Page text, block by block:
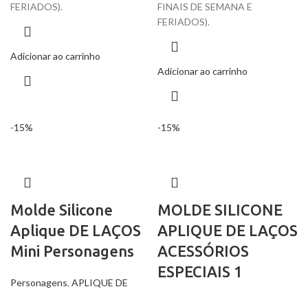
FERIADOS).
Adicionar ao carrinho
FINAIS DE SEMANA E
FERIADOS).
Adicionar ao carrinho
-15%
Molde Silicone
Aplique DE LAÇOS
Mini Personagens
Personagens, APLIQUE DE
-15%
MOLDE SILICONE
APLIQUE DE LAÇOS
ACESSÓRIOS
ESPECIAIS 1